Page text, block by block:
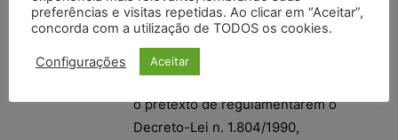
Ministério da Fazenda, ao editar a
Portaria nº 156/1999, e a Receita
Federal do Brasil, ao editar a
Instrução Normativa nº 96/1999, sob
o pretexto de regulamentarem o
Decreto-Lei n. 1.804/1990,
preferências e visitas repetidas. Ao clicar em “Aceitar”,
concorda com a utilização de TODOS os cookies.
Configurações Aceitar